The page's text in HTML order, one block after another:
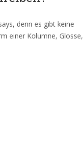
denn es gibt keine
einer Kolumne, Glosse,